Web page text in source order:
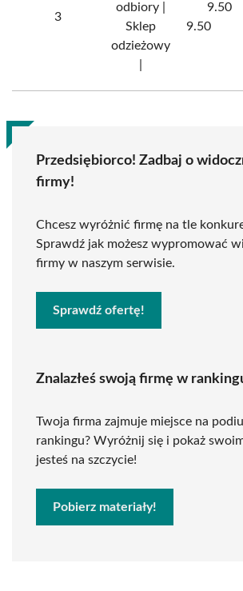
3
odbiory |
Sklep
odzieżowy
9.50
9.50
Przedsiębiorco! Zadbaj o
firmy!
Chcesz wyróżnić firmę na tle
Sprawdź jak możesz wypromować
firmy w naszym serwisie.
Sprawdź ofertę!
Znalazłeś swoją firmę w
Twoja firma zajmuje miejsce na
rankingu? Wyróżnij się i pokaż
jesteś na szczycie!
Pobierz materiały!